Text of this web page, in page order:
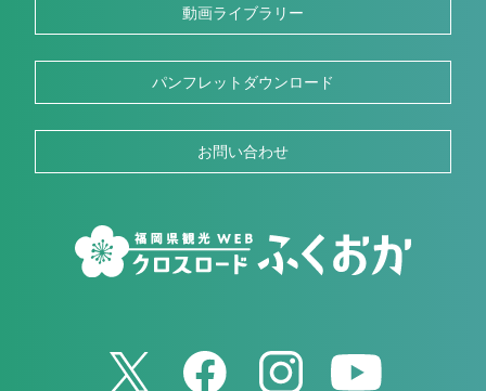
動画ライブラリー
パンフレットダウンロード
お問い合わせ